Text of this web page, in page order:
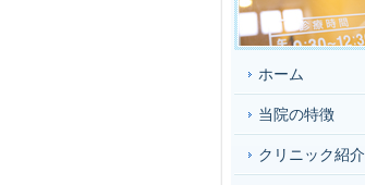
ホーム
当院の特徴
クリニック紹介